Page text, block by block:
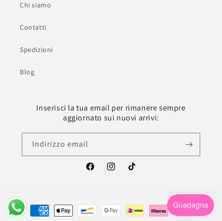
Chi siamo
Contatti
Spedizioni
Blog
Inserisci la tua email per rimanere sempre
aggiornato sui nuovi arrivi:
Indirizzo email
FacebookInstagramTikTok
Metodi